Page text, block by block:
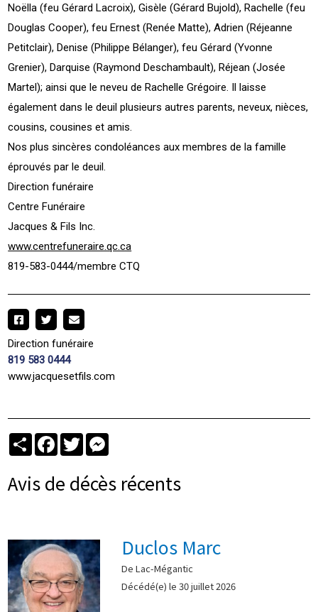
Noëlla (feu Gérard Lacroix), Gisèle (Gérard Bujold), Rachelle (feu
Douglas Cooper), feu Ernest (Renée Matte), Adrien (Réjeanne
Petitclair), Denise (Philippe Bélanger), feu Gérard (Yvonne
Grenier), Darquise (Raymond Deschambault), Réjean (Josée
Martel); ainsi que le neveu de Rachelle Grégoire. Il laisse
également dans le deuil plusieurs autres parents, neveux, nièces,
cousins, cousines et amis.
Nos plus sincères condoléances aux membres de la famille
éprouvés par le deuil.
Direction funéraire
Centre Funéraire
Jacques & Fils Inc.
www.centrefuneraire.qc.ca
819-583-0444/membre CTQ
Direction funéraire
819 583 0444
www.jacquesetfils.com
PartagerFacebook
Twitter
Avis de décès récents
Duclos Marc
De Lac-Mégantic
Décédé(e) le 30 juillet 2026